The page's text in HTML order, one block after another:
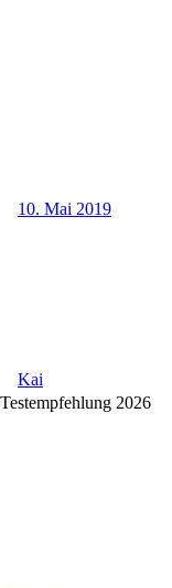
10. Mai 2019
Kai
2026